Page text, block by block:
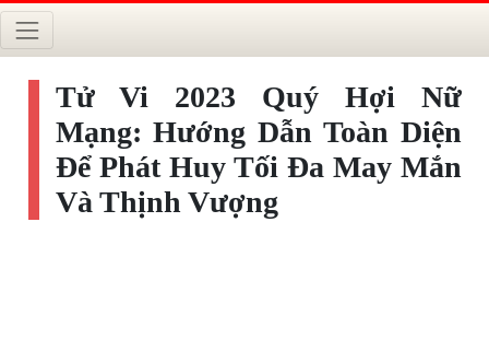
Tử Vi 2023 Quý Hợi Nữ
Mạng: Hướng Dẫn Toàn Diện
Để Phát Huy Tối Đa May Mắn
Và Thịnh Vượng